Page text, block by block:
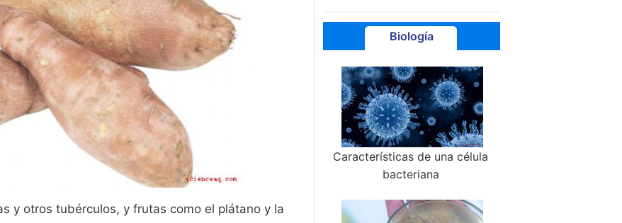
y otros tubérculos, y frutas como el plátano y la
Biología
Características de una célula
bacteriana